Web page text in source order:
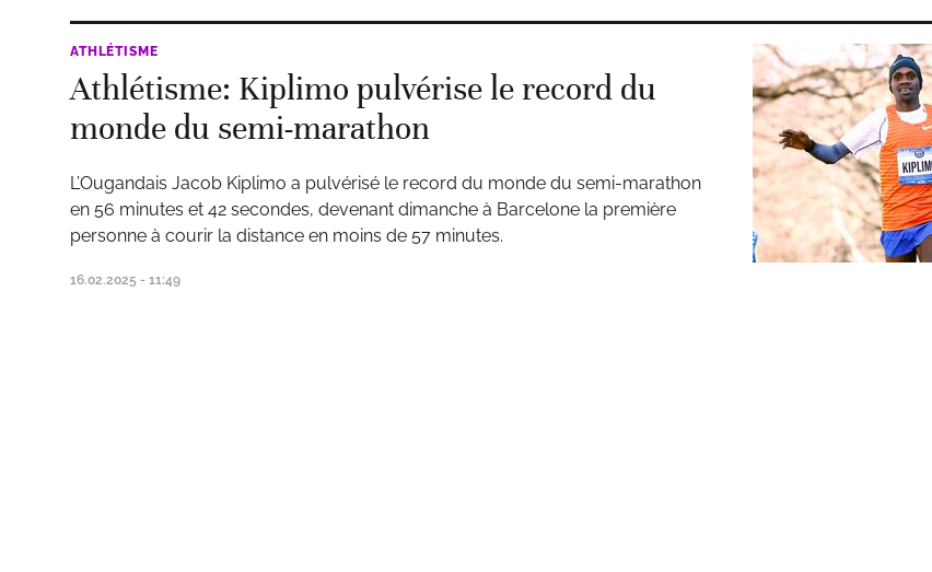
ATHLÉTISME
Athlétisme: Kiplimo pulvérise le record du
monde du semi-marathon
L’Ougandais Jacob Kiplimo a pulvérisé le record du monde du semi-marathon
en 56 minutes et 42 secondes, devenant dimanche à Barcelone la première
personne à courir la distance en moins de 57 minutes.
16.02.2025 - 11:49